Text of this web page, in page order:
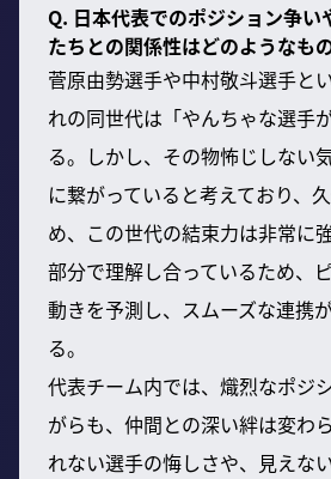
Q. 日本代表でのポジション争い
たちとの関係性はどのようなも
菅原由勢選手や中村敬斗選手と
れの同世代は「やんちゃな選手
る。しかし、その物怖じしない
に繋がっていると考えており、
め、この世代の結束力は非常に
部分で理解し合っているため、
動きを予測し、スムーズな連携
る。
代表チーム内では、熾烈なポジ
がらも、仲間との深い絆は変わ
れない選手の悔しさや、見えな